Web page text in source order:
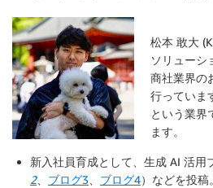
松本 敢大
ソリューシ
商社業界の
行っていま
という業界
ます。
新入社員育成として、生成 AI 活用
2、 ブログ3 ブログ4）などを投稿。